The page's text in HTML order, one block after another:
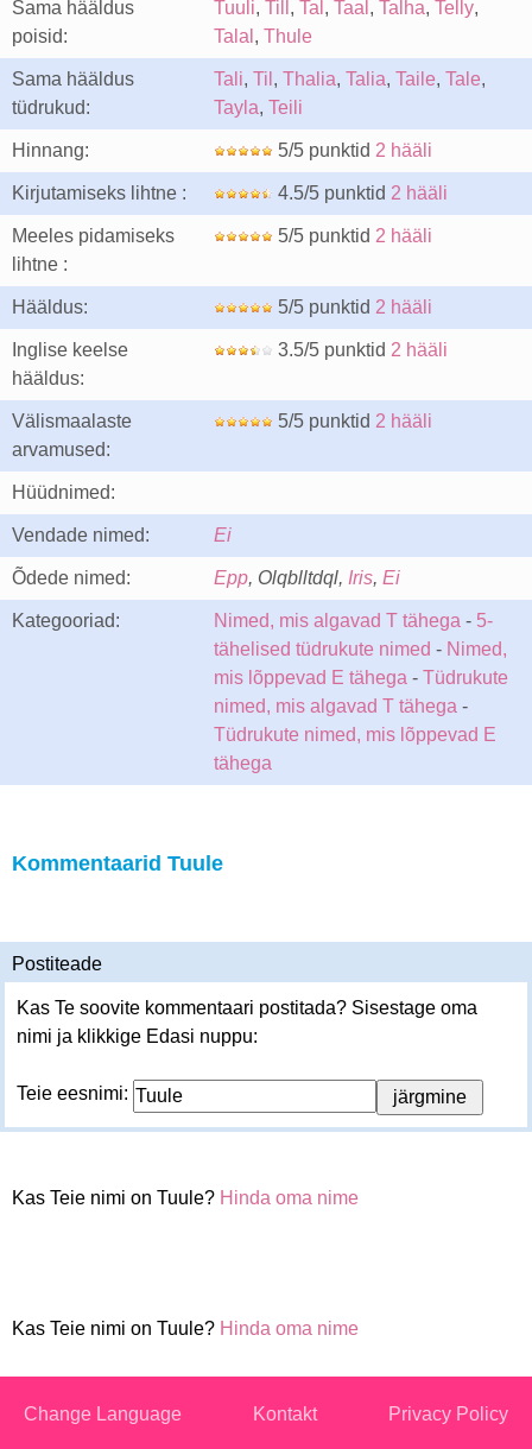
Sama hääldus
poisid:
Tuuli, Till , Tal , Taal , Talha, Telly,
Talal , Thule
Sama hääldus
tüdrukud:
Tali, Til , Thalia, Talia, Taile, Tale,
Tayla, Teili
Hinnang: 5/5 punktid 2 hääli
Kirjutamiseks lihtne : 4.5/5 punktid 2 hääli
Meeles pidamiseks
lihtne :
5/5 punktid 2 hääli
Hääldus: 5/5 punktid 2 hääli
Inglise keelse
hääldus:
3.5/5 punktid 2 hääli
Välismaalaste
arvamused:
5/5 punktid 2 hääli
Hüüdnimed:
Vendade nimed: Ei
Õdede nimed: Epp, Olqblltdql, Iris, Ei
Kategooriad: Nimed, mis algavad T tähega - 5-
tähelised tüdrukute nimed - Nimed,
mis lõppevad E tähega - Tüdrukute
nimed, mis algavad T tähega -
Tüdrukute nimed, mis lõppevad E
tähega
Kommentaarid Tuule
Postiteade
Kas Te soovite kommentaari postitada? Sisestage oma
nimi ja klikkige Edasi nuppu:
Teie eesnimi:
Kas Teie nimi on Tuule? Hinda oma nime
Kas Teie nimi on Tuule? Hinda oma nime
Change Language Kontakt Privacy Policy